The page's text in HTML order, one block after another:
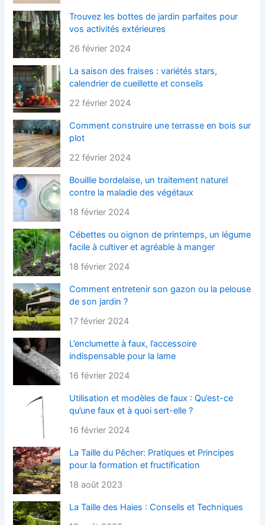
Trouvez les bottes de jardin parfaites pour
vos activités extérieures
26 février 2024
La saison des fraises : variétés stars,
calendrier de cueillette et conseils
22 février 2024
Comment construire une terrasse en bois sur
plot
22 février 2024
Bouillie bordelaise, un traitement naturel
contre la maladie des végétaux
18 février 2024
Cébettes ou oignon de printemps, un légume
facile à cultiver et agréable à manger
18 février 2024
Comment entretenir son gazon ou la pelouse
de son jardin ?
17 février 2024
L’enclumette à faux, l’accessoire
indispensable pour la lame
16 février 2024
Utilisation et modèles de faux : Qu’est-ce
qu’une faux et à quoi sert-elle ?
16 février 2024
La Taille du Pêcher: Pratiques et Principes
pour la formation et fructification
18 août 2023
La Taille des Haies : Conseils et Techniques